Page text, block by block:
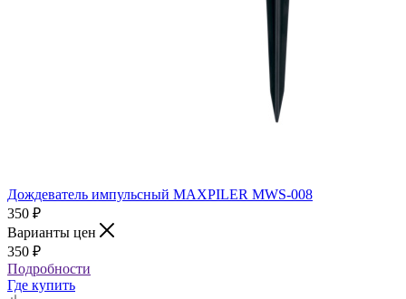
Дождеватель импульсный MAXPILER MWS-008
350 ₽
Варианты цен
350 ₽
Подробности
Где купить